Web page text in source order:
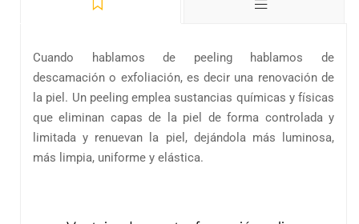
Cuando hablamos de peeling hablamos de
descamación o exfoliación, es decir una renovación de
la piel. Un peeling emplea sustancias quí­micas y fí­sicas
que eliminan capas de la piel de forma controlada y
limitada y renuevan la piel, dejándola más luminosa,
más limpia, uniforme y elástica.